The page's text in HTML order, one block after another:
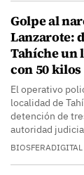
Golpe al
Lanzarote:
Tahíche un
con 50
El operativo
localidad de
detención de
autoridad
BIOSFERADIGITAL